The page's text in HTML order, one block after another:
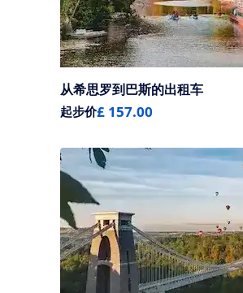
从希思罗到巴斯的出租车
起步价£ 157.00